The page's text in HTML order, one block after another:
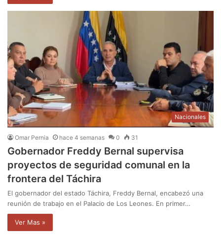
Nacionales
Omar Pernia hace 4 semanas 0 31
Gobernador Freddy Bernal supervisa
proyectos de seguridad comunal en la
frontera del Táchira
El gobernador del estado Táchira, Freddy Bernal, encabezó una
reunión de trabajo en el Palacio de Los Leones. En primer…
Ver Mas »